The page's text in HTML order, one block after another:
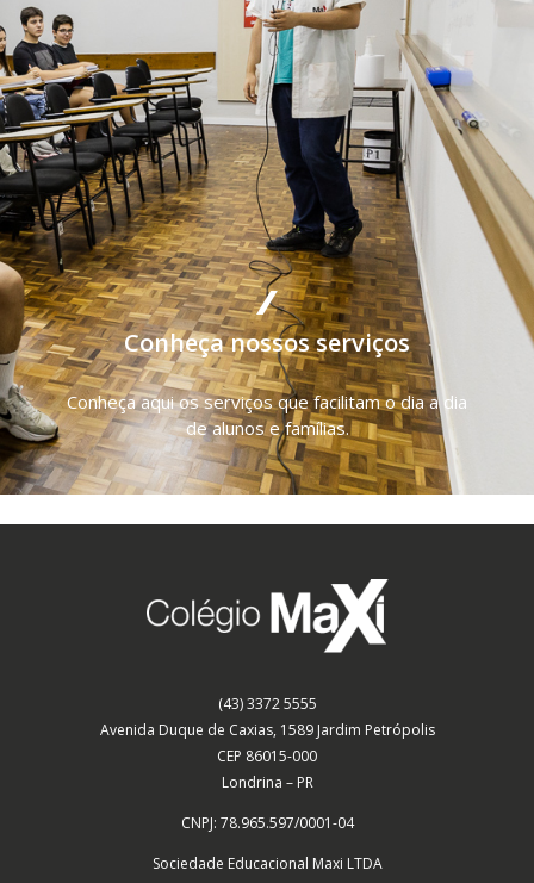
Conheça nossos serviços
Conheça aqui os serviços que facilitam o dia a dia
de alunos e famílias.
(43) 3372 5555
Avenida Duque de Caxias, 1589 Jardim Petrópolis
CEP 86015-000
Londrina – PR
CNPJ: 78.965.597/0001-04
Sociedade Educacional Maxi LTDA